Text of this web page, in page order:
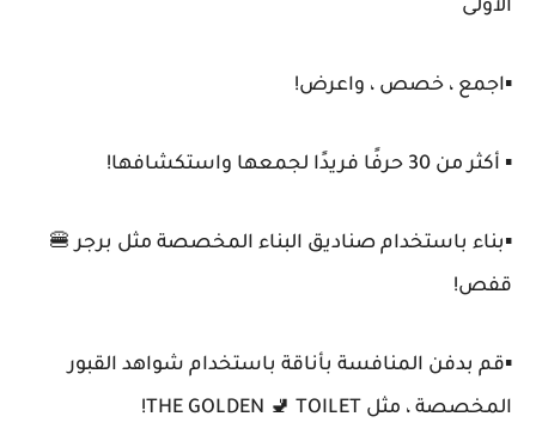
الأولى
▪️اجمع ، خصص ، واعرض!
▪️ أكثر من 30 حرفًا فريدًا لجمعها واستكشافها!
▪️بناء باستخدام صناديق البناء المخصصة مثل برجر 🍔
قفص!
▪️قم بدفن المنافسة بأناقة باستخدام شواهد القبور
المخصصة ، مثل THE GOLDEN 🚽 TOILET!